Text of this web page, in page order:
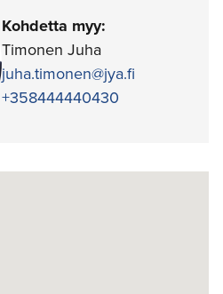
Kohdetta myy:
Timonen Juha
juha.timonen@jya.fi
+358444440430